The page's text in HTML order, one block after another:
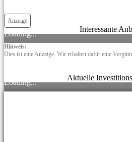
Anzeige
Interessante
Loading...
Hinweis:
Dies ist eine Anzeige. Wir erhalten dafür eine
Aktuelle
Loading...